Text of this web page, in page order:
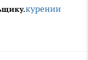
курении